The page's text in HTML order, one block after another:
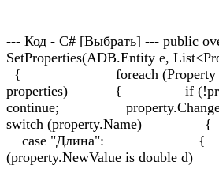
--- Код - C# [Выбрать] --- public
SetProperties(ADB.Entity e,
{ foreach (Property
properties) { if
continue;
switch
case
(property.NewValue